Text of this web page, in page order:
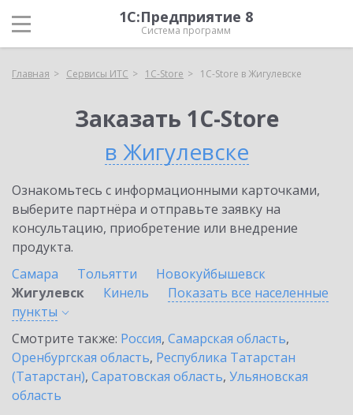
1С:Предприятие 8
Система программ
Главная Сервисы ИТС 1C-Store 1C-Store в Жигулевске
Заказать 1C-Store
в Жигулевске
Ознакомьтесь с информационными карточками,
выберите партнёра и отправьте заявку на
консультацию, приобретение или внедрение
продукта.
Самара
Тольятти
Новокуйбышевск
Жигулевск
Кинель
Показать все населенные
пункты
Смотрите также: Россия, Самарская область,
Оренбургская область, Республика Татарстан
(Татарстан), Саратовская область, Ульяновская
область